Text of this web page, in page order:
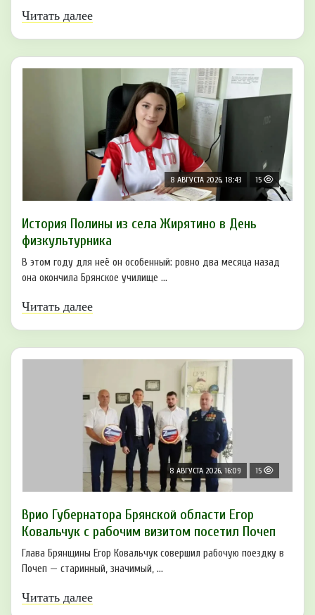
Читать далее
8 АВГУСТА 2026, 18:43 15
История Полины из села Жирятино в День
физкультурника
В этом году для неё он особенный: ровно два месяца назад
она окончила Брянское училище ...
Читать далее
8 АВГУСТА 2026, 16:09 15
Врио Губернатора Брянской области Егор
Ковальчук с рабочим визитом посетил Почеп
Глава Брянщины Егор Ковальчук совершил рабочую поездку в
Почеп — старинный, значимый, ...
Читать далее